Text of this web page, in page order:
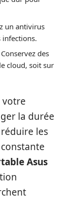
un antivirus
des
cloud, soit sur
votre
la durée
les
Asus